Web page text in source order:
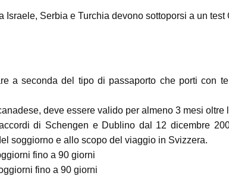
Israele, Serbia e Turchia devono sottoporsi a un
a seconda del tipo di passaporto che porti con
deve essere valido per almeno 3 mesi oltre
di Schengen e Dublino dal 12 dicembre
soggiorno e allo scopo del viaggio in Svizzera.
fino a 90 giorni
fino a 90 giorni